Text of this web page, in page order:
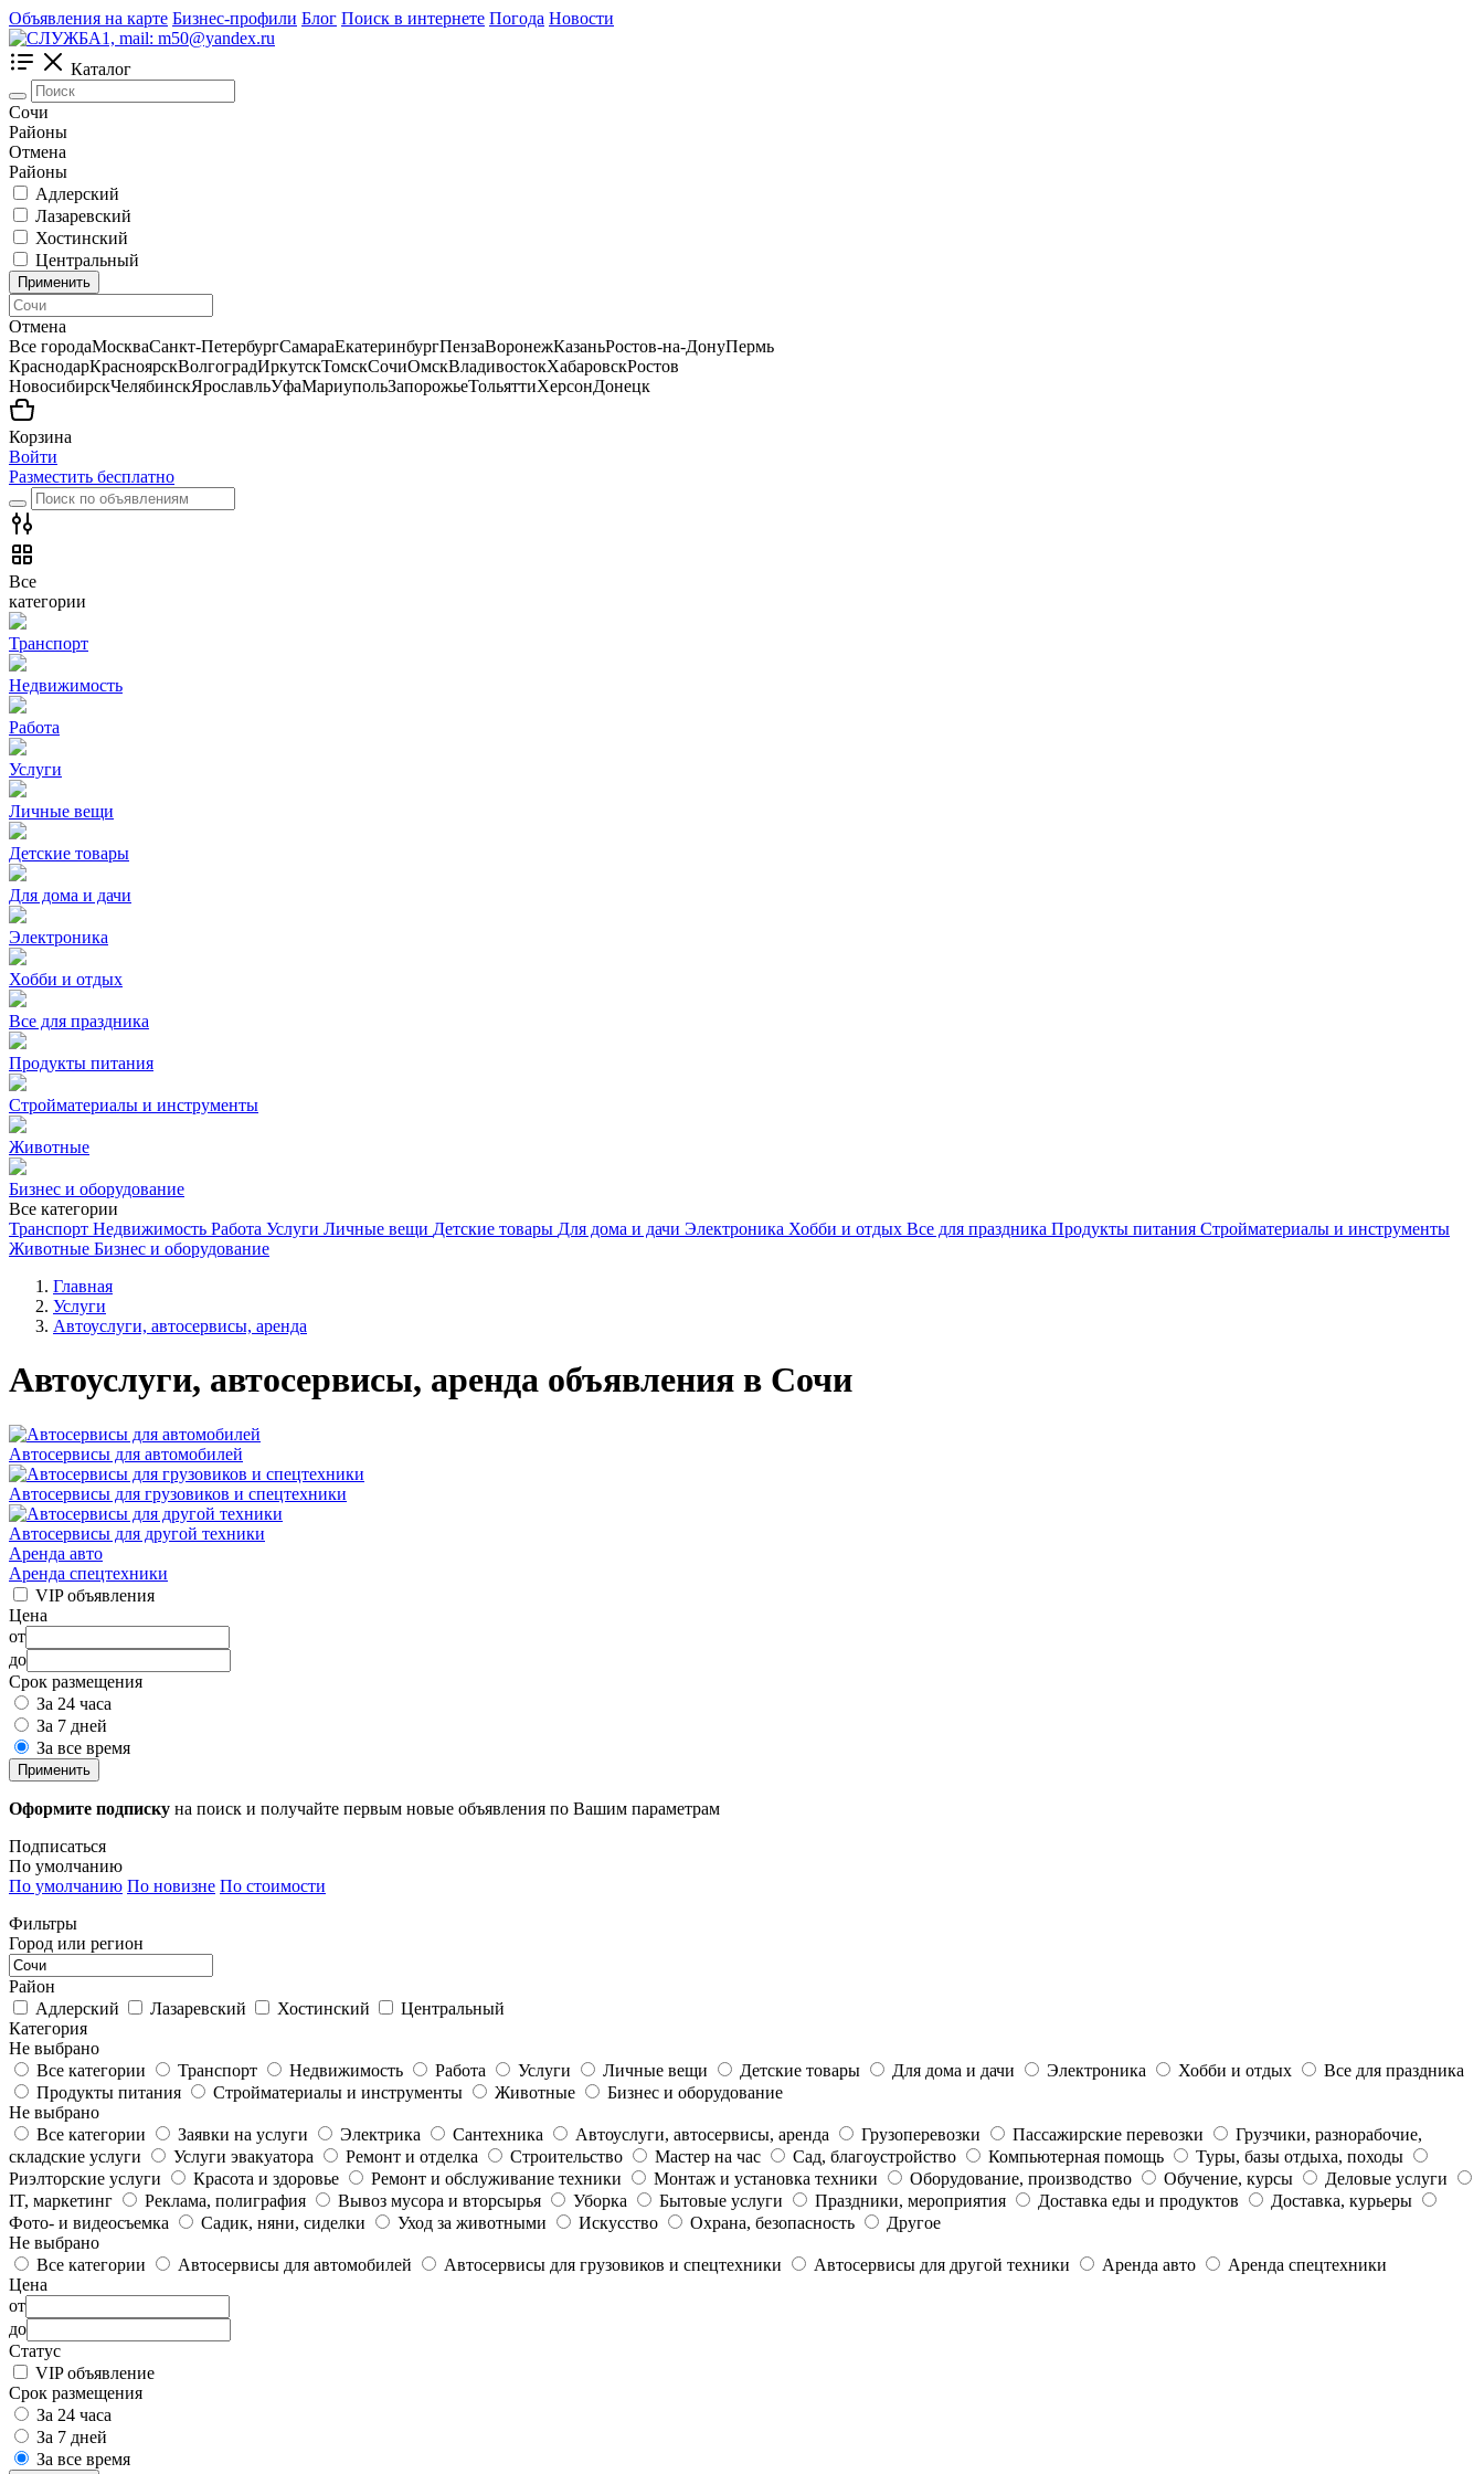
Объявления на карте Бизнес-профили Блог Поиск в интернете Погода Новости
Каталог
Сочи
Районы
Отмена
Районы
Адлерский
Лазаревский
Хостинский
Центральный
Применить
Отмена
Все городаМоскваСанкт-ПетербургСамараЕкатеринбургПензаВоронежКазаньРостов-на-ДонуПермь
КраснодарКрасноярскВолгоградИркутскТомскСочиОмскВладивостокХабаровскРостов
НовосибирскЧелябинскЯрославльУфаМариупольЗапорожьеТольяттиХерсонДонецк
Корзина
Войти
Разместить бесплатно
Все
категории
Транспорт
Недвижимость
Работа
Услуги
Личные вещи
Детские товары
Для дома и дачи
Электроника
Хобби и отдых
Все для праздника
Продукты питания
Стройматериалы и инструменты
Животные
Бизнес и оборудование
Все категории
Транспорт Недвижимость Работа Услуги Личные вещи Детские товары Для дома и дачи Электроника Хобби и отдых Все для праздника Продукты питания Стройматериалы и инструменты
Животные Бизнес и оборудование
Главная
Услуги
Автоуслуги, автосервисы, аренда
Автоуслуги, автосервисы, аренда объявления в Сочи
Автосервисы для автомобилей
Автосервисы для грузовиков и спецтехники
Автосервисы для другой техники
Аренда авто
Аренда спецтехники
VIP объявления
Цена
от
до
Срок размещения
За 24 часа
За 7 дней
За все время
Применить
Оформите подписку на поиск и получайте первым новые объявления по Вашим параметрам
Подписаться
По умолчанию
По умолчанию По новизне По стоимости
Фильтры
Город или регион
Район
Адлерский
Лазаревский Хостинский
Центральный
Категория
Не выбрано
Все категории
Транспорт Недвижимость Работа Услуги Личные вещи Детские товары Для дома и дачи Электроника Хобби и отдых
Все для праздника
Продукты питания
Стройматериалы и инструменты Животные
Бизнес и оборудование
Не выбрано
Все категории
Заявки на услуги Электрика Сантехника Автоуслуги, автосервисы, аренда Грузоперевозки Пассажирские перевозки
Грузчики, разнорабочие,
складские услуги
Услуги эвакуатора Ремонт и отделка Строительство Мастер на час Сад, благоустройство Компьютерная помощь
Туры, базы отдыха, походы
Риэлторские услуги
Красота и здоровье Ремонт и обслуживание техники Монтаж и установка техники Оборудование, производство Обучение, курсы
Деловые услуги
IT, маркетинг
Реклама, полиграфия Вывоз мусора и вторсырья Уборка Бытовые услуги Праздники, мероприятия Доставка еды и продуктов
Доставка, курьеры
Фото- и видеосъемка
Садик, няни, сиделки Уход за животными Искусство Охрана, безопасность
Другое
Не выбрано
Все категории
Автосервисы для автомобилей Автосервисы для грузовиков и спецтехники Автосервисы для другой техники Аренда авто
Аренда спецтехники
Цена
от
до
Статус
VIP объявление
Срок размещения
За 24 часа
За 7 дней
За все время